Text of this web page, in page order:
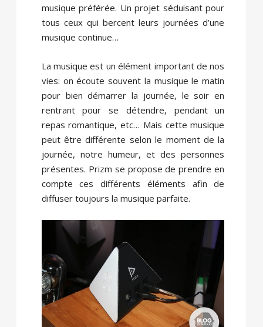
musique préférée. Un projet séduisant pour
tous ceux qui bercent leurs journées d’une
musique continue…
La musique est un élément important de nos
vies: on écoute souvent la musique le matin
pour bien démarrer la journée, le soir en
rentrant pour se détendre, pendant un
repas romantique, etc… Mais cette musique
peut être différente selon le moment de la
journée, notre humeur, et des personnes
présentes. Prizm se propose de prendre en
compte ces différents éléments afin de
diffuser toujours la musique parfaite.